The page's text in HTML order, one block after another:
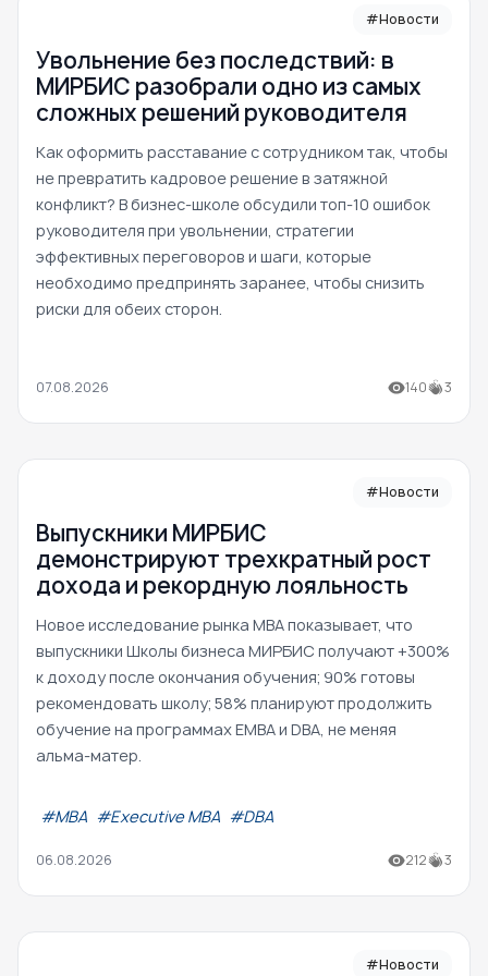
#Новости
Увольнение без последствий: в
МИРБИС разобрали одно из самых
сложных решений руководителя
Как оформить расставание с сотрудником так, чтобы
не превратить кадровое решение в затяжной
конфликт? В бизнес-школе обсудили топ-10 ошибок
руководителя при увольнении, стратегии
эффективных переговоров и шаги, которые
необходимо предпринять заранее, чтобы снизить
риски для обеих сторон.
07.08.2026 140 3
#Новости
Выпускники МИРБИС
демонстрируют трехкратный рост
дохода и рекордную лояльность
Новое исследование рынка MBA показывает, что
выпускники Школы бизнеса МИРБИС получают +300%
к доходу после окончания обучения; 90% готовы
рекомендовать школу; 58% планируют продолжить
обучение на программах EMBA и DBA, не меняя
альма-матер.
#МВА #Executive MBA #DBA
06.08.2026 212 3
#Новости